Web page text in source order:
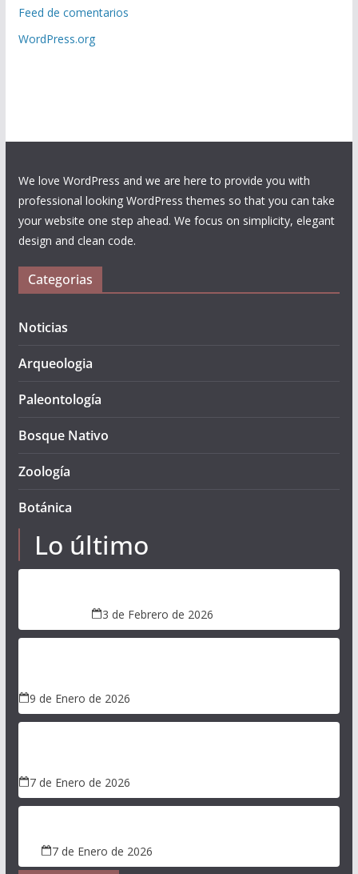
Feed de comentarios
WordPress.org
We love WordPress and we are here to provide you with
professional looking WordPress themes so that you can take
your website one step ahead. We focus on simplicity, elegant
design and clean code.
Categorias
Noticias
Arqueologia
Paleontología
Bosque Nativo
Zoología
Botánica
Lo último
3 de Febrero de 2026
9 de Enero de 2026
7 de Enero de 2026
7 de Enero de 2026